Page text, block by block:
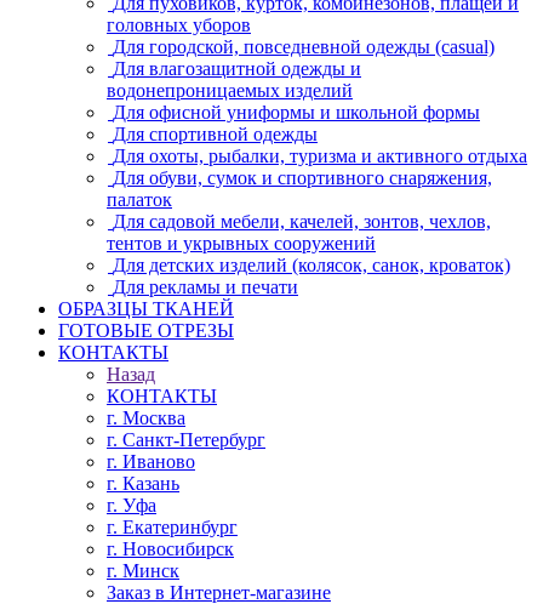
головных уборов
Для городской, повседневной одежды (casual)
Для влагозащитной одежды и
водонепроницаемых изделий
Для офисной униформы и школьной формы
Для спортивной одежды
Для охоты, рыбалки, туризма и активного отдыха
Для обуви, сумок и спортивного снаряжения,
палаток
Для садовой мебели, качелей, зонтов, чехлов,
тентов и укрывных сооружений
Для детских изделий (колясок, санок, кроваток)
Для рекламы и печати
ОБРАЗЦЫ ТКАНЕЙ
ГОТОВЫЕ ОТРЕЗЫ
КОНТАКТЫ
Назад
КОНТАКТЫ
г. Москва
г. Санкт-Петербург
г. Иваново
г. Казань
г. Уфа
г. Екатеринбург
г. Новосибирск
г. Минск
Заказ в Интернет-магазине